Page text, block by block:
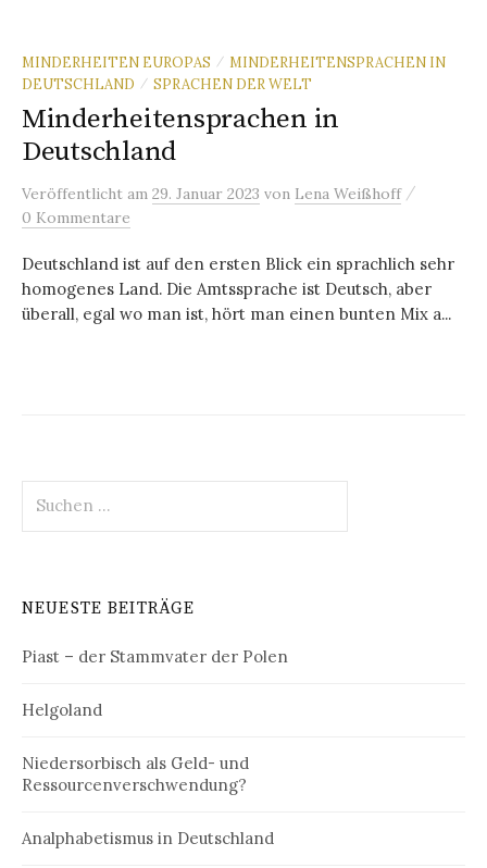
MINDERHEITEN EUROPAS / MINDERHEITENSPRACHEN IN
DEUTSCHLAND
/ SPRACHEN DER WELT
Minderheitensprachen in
Deutschland
Veröffentlicht am 29. Januar 2023 von Lena Weißhoff /
0 Kommentare
Deutschland ist auf den ersten Blick ein sprachlich sehr
homogenes Land. Die Amtssprache ist Deutsch, aber
überall, egal wo man ist, hört man einen bunten Mix a...
nach:
NEUESTE BEITRÄGE
Piast – der Stammvater der Polen
Helgoland
Niedersorbisch als Geld- und
Ressourcenverschwendung?
Analphabetismus in Deutschland